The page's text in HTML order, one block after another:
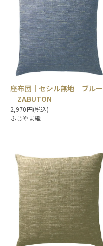
座布団｜セシル無地 ブルー
｜ZABUTON
2,970円(税込)
ふじやま織